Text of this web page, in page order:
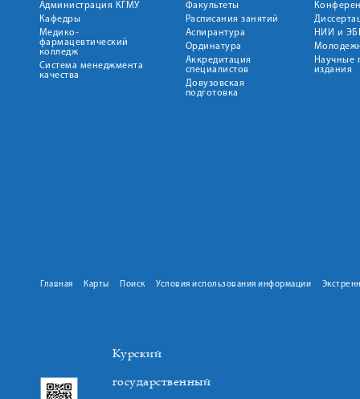
Администрация КГМУ
Кафедры
Медико-
фармацевтический
колледж
Система менеджмента
качества
Факультеты
Расписания занятий
Аспирантура
Ординатура
Аккредитация
специалистов
Довузовская
подготовка
НИИ и
Научные
издания
Главная Карты Поиск Условия использования информации
Курский
государственный